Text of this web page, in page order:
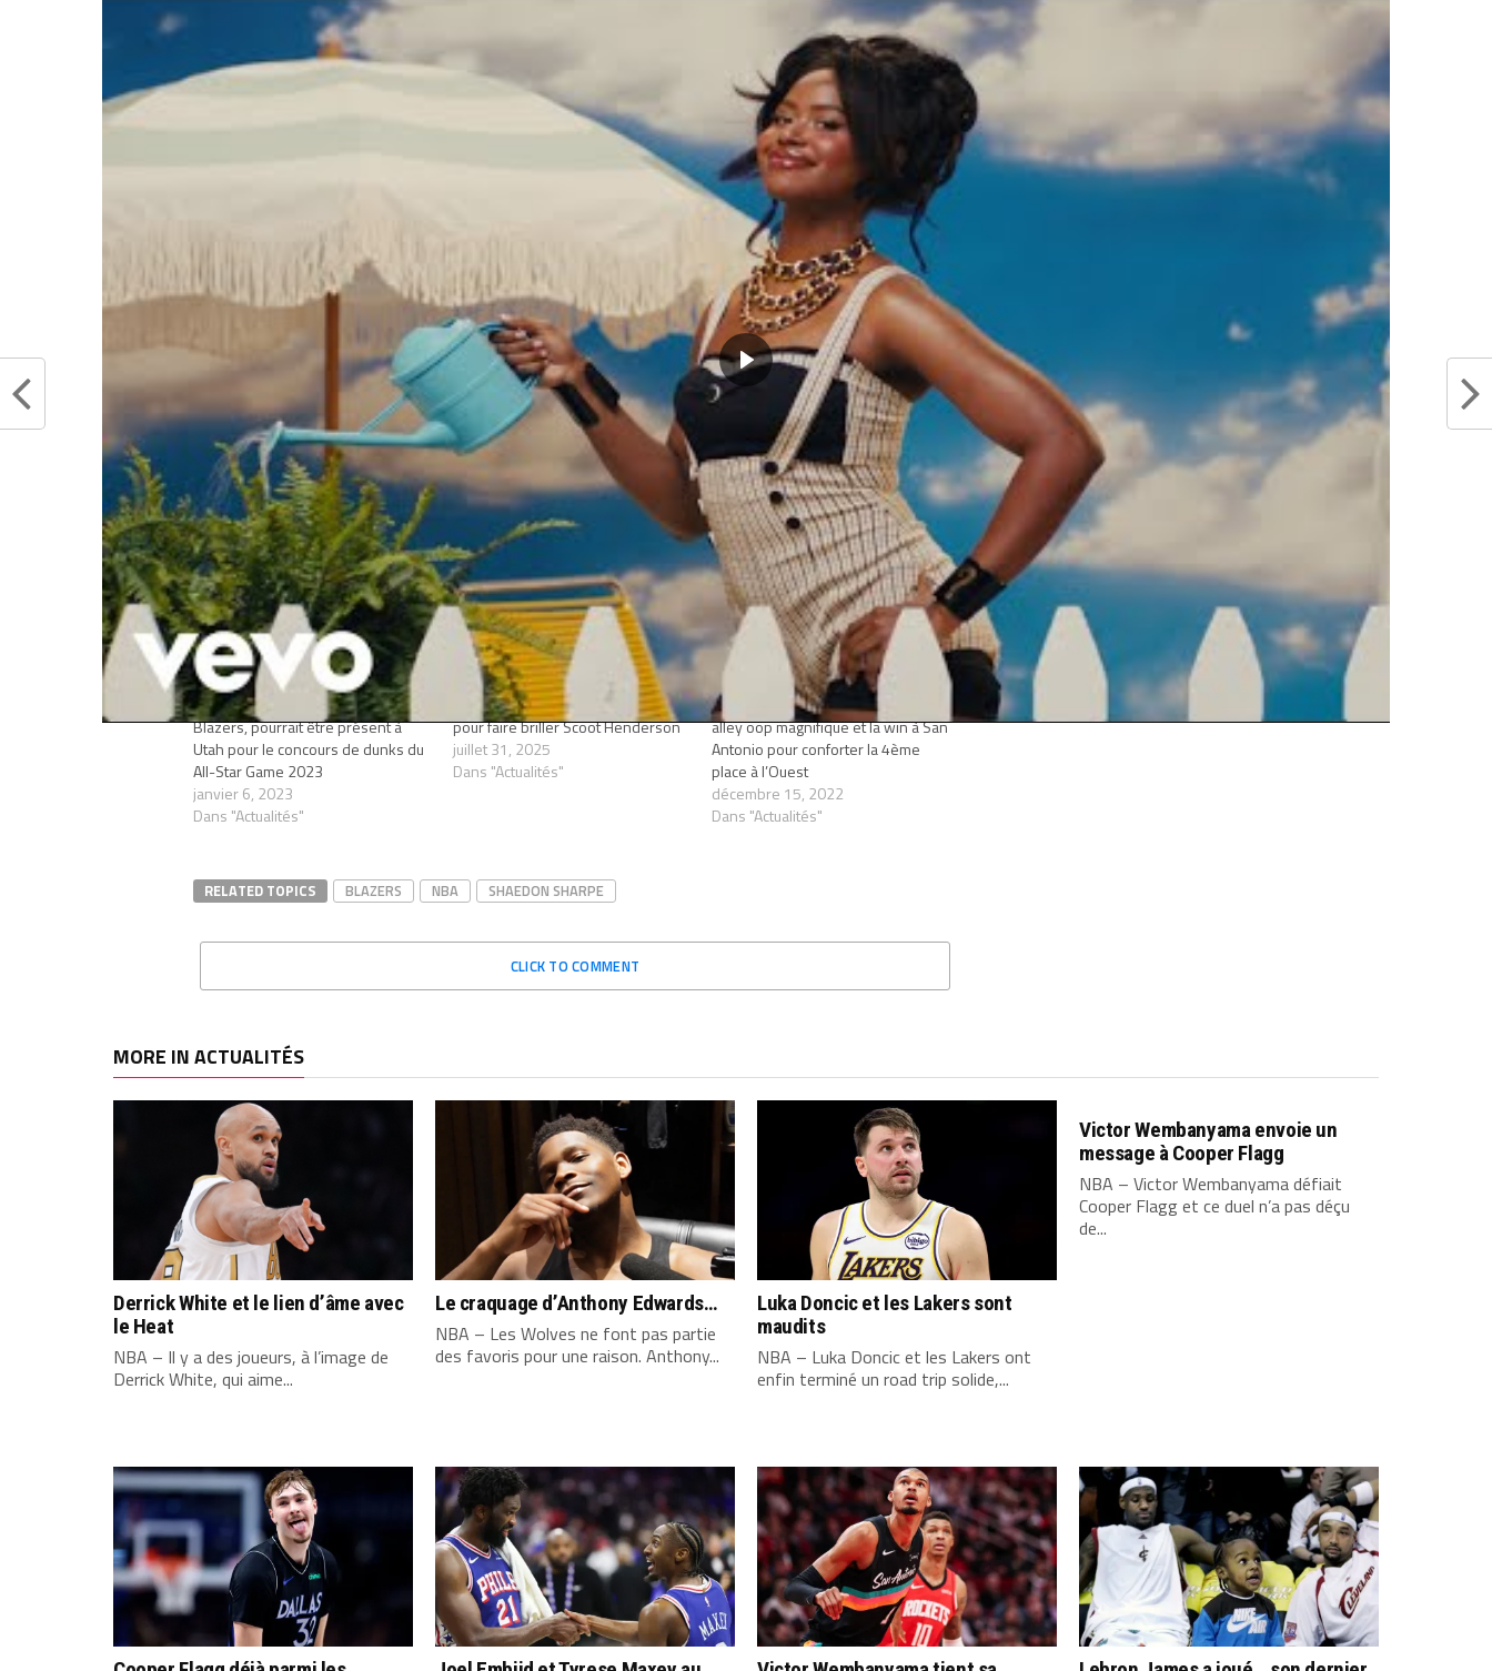
Partager :
Articles similaires
Shaedon Sharpe, le rookie des
Blazers, pourrait être présent à
Utah pour le concours de dunks du
All-Star Game 2023
janvier 6, 2023
Dans "Actualités"
Jrue Holiday en mission mentorat
pour faire briller Scoot Henderson
juillet 31, 2025
Dans "Actualités"
Damian Lillard en feu : 37 points, un
alley oop magnifique et la win à San
Antonio pour conforter la 4ème
place à l’Ouest
décembre 15, 2022
Dans "Actualités"
RELATED TOPICS BLAZERS NBA SHAEDON SHARPE
CLICK TO COMMENT
MORE IN ACTUALITÉS
Derrick White et le lien d’âme avec
le Heat
NBA – Il y a des joueurs, à l’image de
Derrick White, qui aime...
Le craquage d’Anthony Edwards…
NBA – Les Wolves ne font pas partie
des favoris pour une raison. Anthony...
Luka Doncic et les Lakers sont
maudits
NBA – Luka Doncic et les Lakers ont
enfin terminé un road trip solide,...
Victor Wembanyama envoie un
message à Cooper Flagg
NBA – Victor Wembanyama défiait
Cooper Flagg et ce duel n’a pas déçu
de...